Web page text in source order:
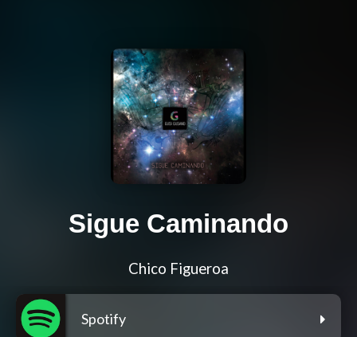
Sigue Caminando
Chico Figueroa
Spotify